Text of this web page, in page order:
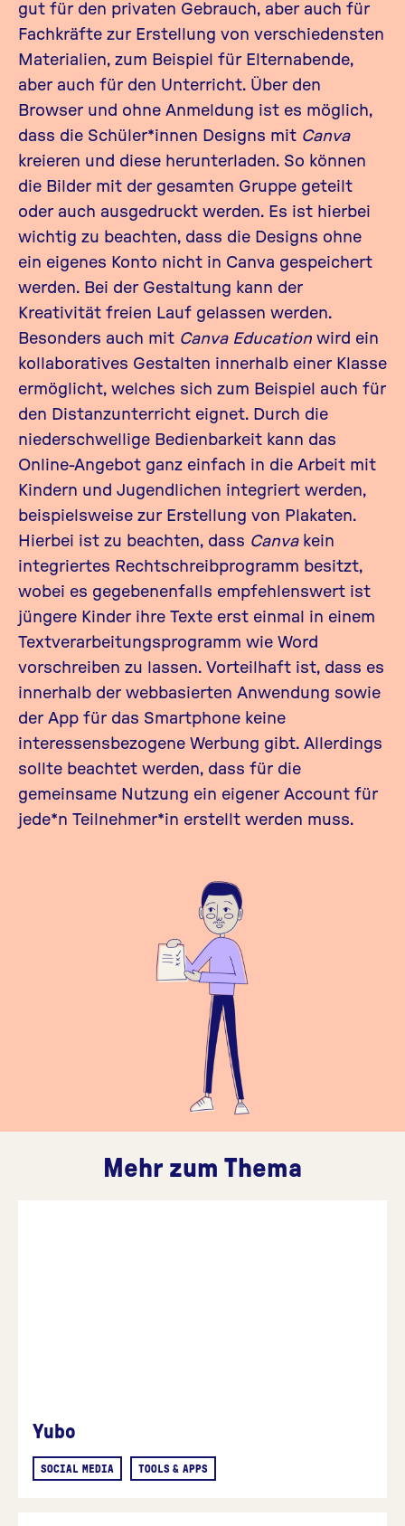
gut für den privaten Gebrauch, aber auch für
Fachkräfte zur Erstellung von verschiedensten
Materialien, zum Beispiel für Elternabende,
aber auch für den Unterricht. Über den
Browser und ohne Anmeldung ist es möglich,
dass die Schüler*innen Designs mit Canva
kreieren und diese herunterladen. So können
die Bilder mit der gesamten Gruppe geteilt
oder auch ausgedruckt werden. Es ist hierbei
wichtig zu beachten, dass die Designs ohne
ein eigenes Konto nicht in Canva gespeichert
werden. Bei der Gestaltung kann der
Kreativität freien Lauf gelassen werden.
Besonders auch mit Canva Education wird ein
kollaboratives Gestalten innerhalb einer Klasse
ermöglicht, welches sich zum Beispiel auch für
den Distanzunterricht eignet. Durch die
niederschwellige Bedienbarkeit kann das
Online-Angebot ganz einfach in die Arbeit mit
Kindern und Jugendlichen integriert werden,
beispielsweise zur Erstellung von Plakaten.
Hierbei ist zu beachten, dass Canvakein
integriertes Rechtschreibprogramm besitzt,
wobei es gegebenenfalls empfehlenswert ist
jüngere Kinder ihre Texte erst einmal in einem
Textverarbeitungsprogramm wie Word
vorschreiben zu lassen. Vorteilhaft ist, dass es
innerhalb der webbasierten Anwendung sowie
der App für das Smartphone keine
interessensbezogene Werbung gibt. Allerdings
sollte beachtet werden, dass für die
gemeinsame Nutzung ein eigener Account für
jede*n Teilnehmer*in erstellt werden muss.
Mehr zum Thema
Yubo
SOCIAL MEDIA TOOLS & APPS